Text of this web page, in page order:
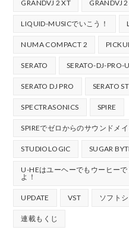
GRANDVJ 2 XT GRANDVJ
LIQUID-MUSICでいこう！
NUMA COMPACT 2
SERATO SERATO-DJ-PRO-
SERATO DJ PRO SERATO
SPECTRASONICS SPIRE
SPIREでゼロからのサウンドメイ
STUDIOLOGIC SUGAR
U-HEはユーヘーでもウーヒー
よ！
UPDATE VST ソフト
連載もくじ